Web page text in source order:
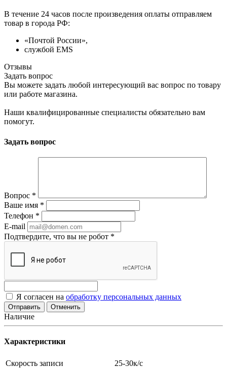
В течение 24 часов после произведения оплаты отправляем
товар в города РФ:
«Почтой России»,
службой EMS
Отзывы
Задать вопрос
Вы можете задать любой интересующий вас вопрос по товару
или работе магазина.
Наши квалифицированные специалисты обязательно вам
помогут.
Задать вопрос
Вопрос *
Ваше имя *
Телефон *
E-mail
Подтвердите, что вы не робот *
Я согласен на обработку персональных данных
Отменить
Наличие
Характеристики
Скорость записи
25-30к/с